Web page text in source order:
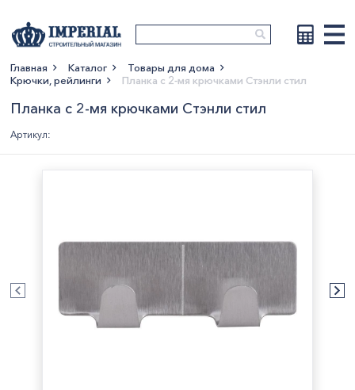
Главная Каталог
Товары для дома
Крючки, рейлинги
Планка с 2-мя крючками Стэнли стил
Планка с 2-мя крючками Стэнли стил
Артикул: